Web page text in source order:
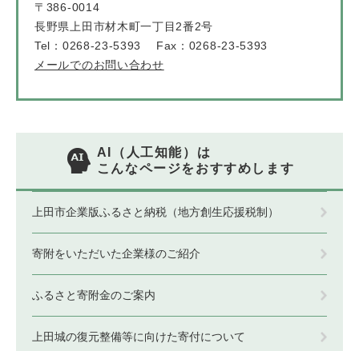
〒386-0014
長野県上田市材木町一丁目2番2号
Tel：0268-23-5393
Fax：0268-23-5393
メールでのお問い合わせ
AI（人工知能）は
こんなページをおすすめします
上田市企業版ふるさと納税（地方創生応援税制）
寄附をいただいた企業様のご紹介
ふるさと寄附金のご案内
上田城の復元整備等に向けた寄付について